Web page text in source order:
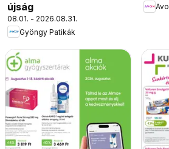
újság
08.01. - 2026.08.31.
Gyöngy Patikák